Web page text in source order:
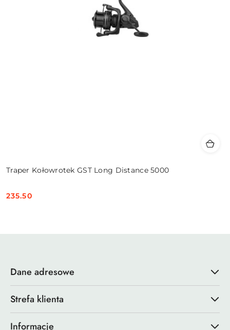
Traper Kołowrotek GST Long Distance 5000
Cena:
235.50
Dane adresowe
Strefa klienta
Informacje